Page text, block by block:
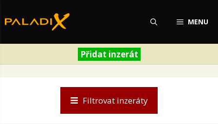
na
MENU
Přidat inzerát
Filtrovat inzeráty